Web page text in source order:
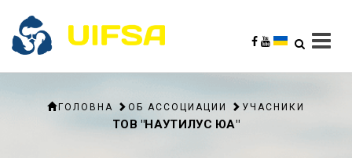
ГОЛОВНА ОБ АССОЦИАЦИИ УЧАСНИКИ
ТОВ "НАУТИЛУС ЮА"